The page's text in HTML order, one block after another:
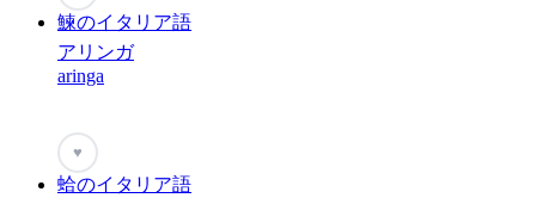
鰊のイタリア語
アリンガ
aringa
♥
蛤のイタリア語